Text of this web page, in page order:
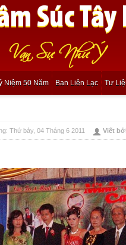
Niệm 50 Năm Ban Liên Lạc Tư
Thứ bảy, 04 Tháng 6 2011 Viết